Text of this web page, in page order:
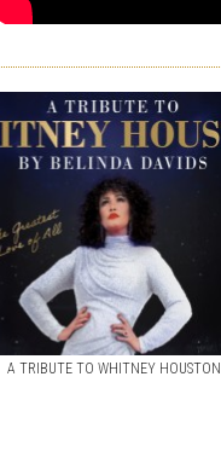
A TRIBUTE TO WHITNEY HOUSTON